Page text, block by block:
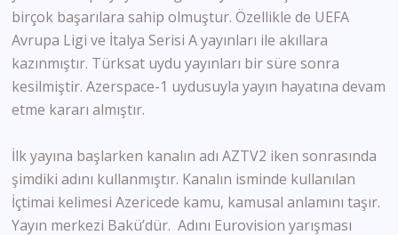
birçok başarılara sahip olmuştur. Özellikle de UEFA
Avrupa Ligi ve İtalya Serisi A yayınları ile akıllara
kazınmıştır. Türksat uydu yayınları bir süre sonra
kesilmiştir. Azerspace-1 uydusuyla yayın hayatına devam
etme kararı almıştır.
İlk yayına başlarken kanalın adı AZTV2 iken sonrasında
şimdiki adını kullanmıştır. Kanalın isminde kullanılan
İçtimai kelimesi Azericede kamu, kamusal anlamını taşır.
Yayın merkezi Bakü’dür. Adını Eurovision yarışması